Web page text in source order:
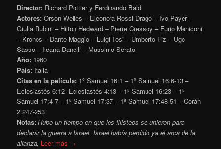
Director: Richard Pottier y Ferdinando Baldi
Actores: Orson Welles – Eleonora Rossi Drago – Ivo Payer –
Giulia Rubini – Hilton Hedward – Pierre Cressoy – Furio Meniconi
– Kronos – Dante Maggio – Luigi Tosi – Umberto Fiz – Ugo
Sasso – Ileana Danelli – Massimo Serato
Año: 1960
País: Italia
Citas en la película: 1º Samuel 16:1 – 1º Samuel 16:6-13 –
Eclesiastés 6:12- Eclesiastés 4:13 – 1º Samuel 16:23 – 1º
Samuel 17:4-7 – 1º Samuel 17:37 – 1º Samuel 17:48-51 – Corán
2:247-253
Notas:Hubo un tiempo en que los filisteos se unieron para
declarar la guerra a Israel. Israel había perdido ya el arca de la
alianza, Leer más →